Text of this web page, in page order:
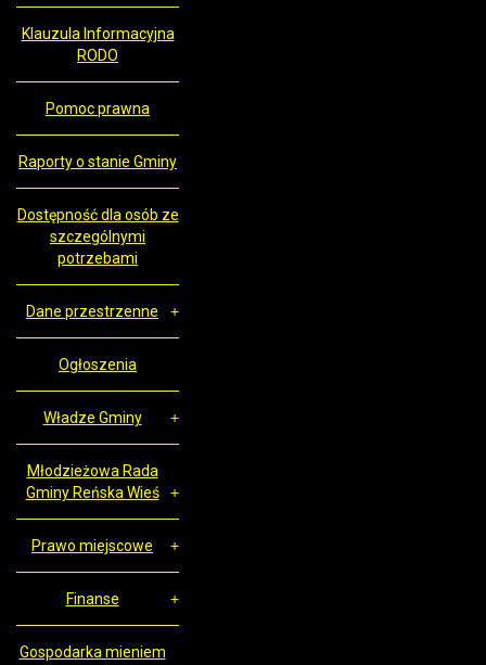
Klauzula Informacyjna
RODO
Pomoc prawna
Raporty o stanie Gminy
Dostępność dla osób ze
szczególnymi
potrzebami
Dane przestrzenne
Ogłoszenia
Władze Gminy
Młodzieżowa Rada
Gminy Reńska Wieś
Prawo miejscowe
Finanse
Gospodarka mieniem